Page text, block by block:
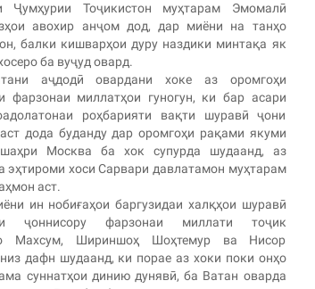
Ҷумҳурии Тоҷикистон муҳтарам Эмомалӣ
авохир анҷом дод, дар миёни на танҳо
балки кишварҳои дуру наздики минтақа як
ба вуҷуд овард.
аҷдодӣ овардани хоке аз оромгоҳи
фарзонаи миллатҳои гуногун, ки бар асари
роҳбарияти вақти шуравӣ ҷони
дода буданду дар оромгоҳи рақами якуми
Москва ба хок супурда шудаанд, аз
эҳтироми хоси Сарвари давлатамон муҳтарам
аст.
ин нобиғаҳои баргузидаи халқҳои шуравӣ
ҷоннисору фарзонаи миллати тоҷик
Махсум, Шириншоҳ Шоҳтемур ва Нисор
дафн шудаанд, ки порае аз хоки поки онҳо
суннатҳои динию дунявӣ, ба Ватан оварда